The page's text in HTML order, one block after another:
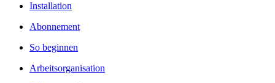
Installation
Abonnement
So beginnen
Arbeitsorganisation